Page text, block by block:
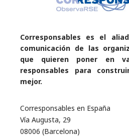
Corresponsables es el
comunicación de las
que quieren poner en
responsables para
mejor.
Corresponsables en España
Vía Augusta, 29
08006 (Barcelona)